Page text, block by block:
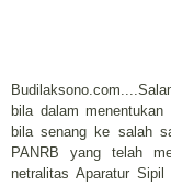
bila dalam
bila senang ke salah
PANRB yang telah
netralitas Aparatur